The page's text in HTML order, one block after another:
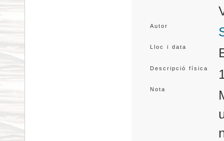
Autor
Lloc i data
Descripció física
Nota